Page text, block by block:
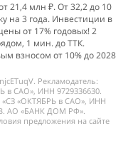
21,4 млн ₽. От 32,2 до 10
на 3 года. Инвестиции в
от 17% годовых! 2
1 мин. до ТТК.
взносом от 10% до 2028
Рекламодатель:
в САО», ИНН 9729336630.
«ОКТЯБРЬ в САО», ИНН
АО «БАНК ДОМ РФ».
предложения на сайте